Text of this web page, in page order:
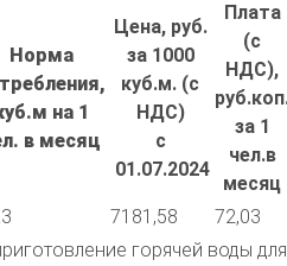
Норма
на 1
в месяц
Цена, руб.
за 1000
куб.м. (с
НДС)
с
01.07.2024
Плата
(с
НДС),
за 1
чел.в
месяц
7181,58 72,03
горячей воды для